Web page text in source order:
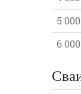
5 000
6 000